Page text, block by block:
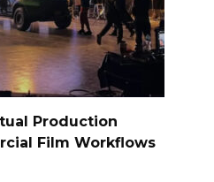
Production
Film Workflows